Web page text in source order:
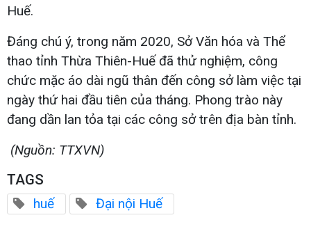
Huế.
Đáng chú ý, trong năm 2020, Sở Văn hóa và Thể
thao tỉnh Thừa Thiên-Huế đã thử nghiệm, công
chức mặc áo dài ngũ thân đến công sở làm việc tại
ngày thứ hai đầu tiên của tháng. Phong trào này
đang dần lan tỏa tại các công sở trên địa bàn tỉnh.
(Nguồn: TTXVN)
TAGS
huế Đại nội Huế